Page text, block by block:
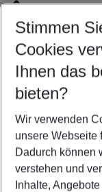
Location
Customize your
Find the perfect
Your departure
Any airport
Select your
11/08/26–
Who will travel
2 adults
Stimmen
Cookies
Ihnen das
bieten?
Wir verwenden
unsere Webseite
Dadurch können
verstehen und
Inhalte,